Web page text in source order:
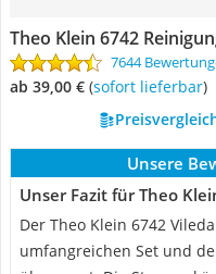
Theo Klein 6742
7644
ab 39,00 € ( Sofort lieferbar)
Unsere
Unser Fazit für Theo
Der Theo Klein 6742
umfangreichen Set und